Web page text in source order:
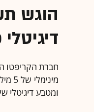
הוגש
ומטבע דיגיטלי